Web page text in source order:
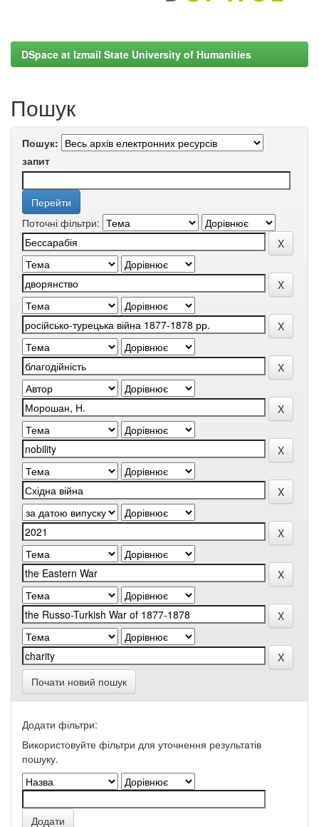
DSpace at Izmail State University of Humanities
Пошук
Пошук:
запит
Поточні фільтри:
Почати новий пошук
Додати фільтри:
Використовуйте фільтри для уточнення результатів
пошуку.